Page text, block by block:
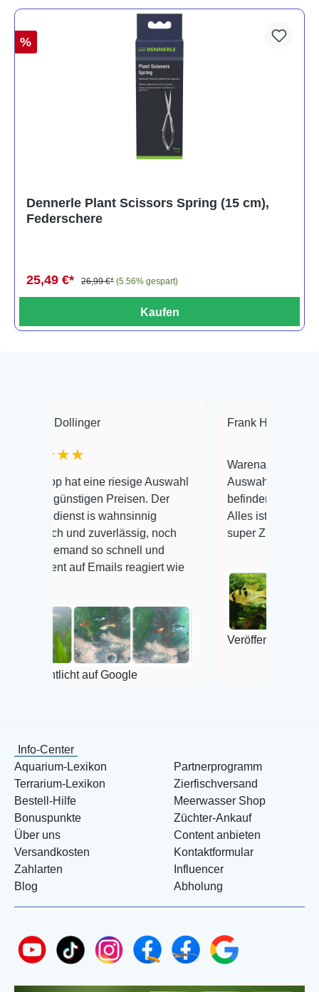
%
Dennerle Plant Scissors Spring (15 cm),
Federschere
25,49 €* 26,99 €* (5.56% gespart)
Kaufen
hat eine riesige Auswahl
Preisen. Der
is wahnsinnig
und zuverlässig, noch
so schnell und
auf Emails reagiert wie
auf Google
Frank Hackmayer
Warenanlieferung Top und
Auswahl plus
befinden der Fische
Alles ist quick lebendig und
super Zustand. Gerne
Veröffentlicht auf Google
Info-Center
Aquarium-Lexikon
Terrarium-Lexikon
Bestell-Hilfe
Bonuspunkte
Über uns
Versandkosten
Zahlarten
Blog
Partnerprogramm
Zierfischversand
Meerwasser Shop
Züchter-Ankauf
Content anbieten
Kontaktformular
Influencer
Abholung